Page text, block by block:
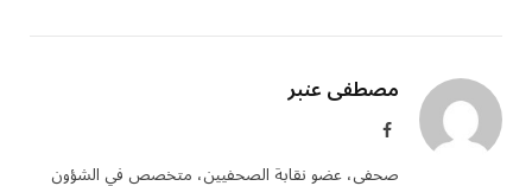
مصطفى عنبر
فيسبوك
صحفى، عضو نقابة الصحفيين، متخصص في الشؤون